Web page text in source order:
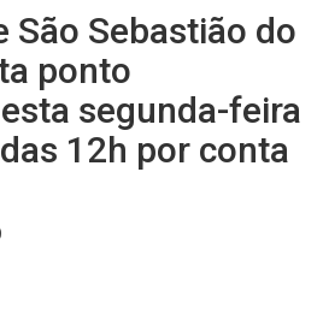
São Sebastião do
ponto
segunda-feira
12h por conta